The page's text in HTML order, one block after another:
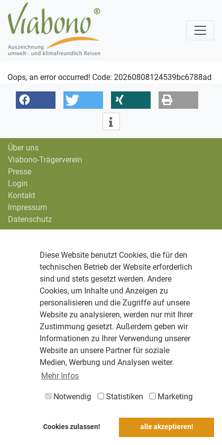
Diese Website benutzt Cookies, die für den
technischen Betrieb der Website erforderlich
sind und stets gesetzt werden. Andere
Cookies, um Inhalte und Anzeigen zu
personalisieren und die Zugriffe auf unsere
Website zu analysieren, werden nur mit Ihrer
Zustimmung gesetzt. Außerdem geben wir
Informationen zu Ihrer Verwendung unserer
Website an unsere Partner für soziale
Medien, Werbung und Analysen weiter.
Mehr Infos
Notwendig Statistiken Marketing
Cookies zulassen! alle akzeptieren!
Oops, an error occurred! Code: 20260808124539bc6788ad
Über uns
Viabono-Trägerverein
Presse
Login
Kontakt
Impressum
Datenschutz